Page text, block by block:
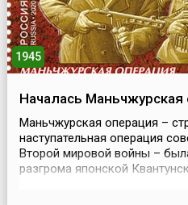
1945
Началась Маньчжурская
Маньчжурская операция –
наступательная операция
Второй мировой войны –
разгрома японской